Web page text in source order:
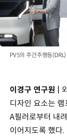
PV5의 주간주행등
이경구 연구원 |
디자인 요소는
A필러로부터 내
이어지도록 했다